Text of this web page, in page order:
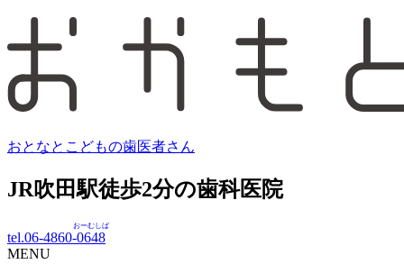
おとなとこどもの歯医者さん
JR吹田駅徒歩2分の歯科医院
tel.06-4860-0648
おーむしば
MENU